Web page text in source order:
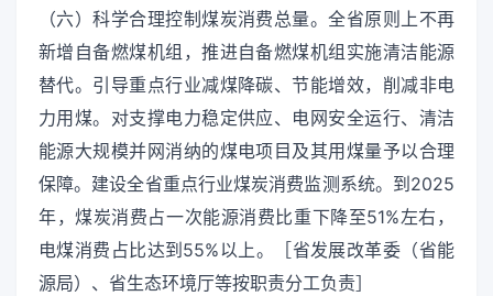
（六）科学合理控制煤炭消费总量。全省原则上不再
新增自备燃煤机组，推进自备燃煤机组实施清洁能源
替代。引导重点行业减煤降碳、节能增效，削减非电
力用煤。对支撑电力稳定供应、电网安全运行、清洁
能源大规模并网消纳的煤电项目及其用煤量予以合理
保障。建设全省重点行业煤炭消费监测系统。到2025
年，煤炭消费占一次能源消费比重下降至51%左右，
电煤消费占比达到55%以上。［省发展改革委（省能
源局）、省生态环境厅等按职责分工负责］